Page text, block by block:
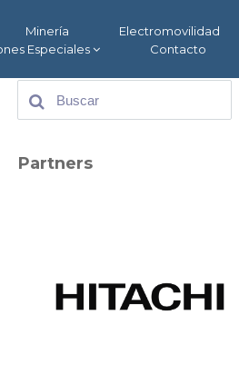
Minería Electromovilidad
Especiales Contacto
Partners